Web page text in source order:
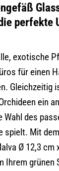
perfekte
exotische
für einen
Gleichzeitig
ein
Wahl des
spielt. Mit dem
Ø 12,3 cm
Ihrem